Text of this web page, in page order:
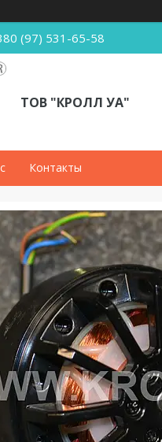
(97) 531-65-58
ТОВ "КРОЛЛ УА"
Контакты